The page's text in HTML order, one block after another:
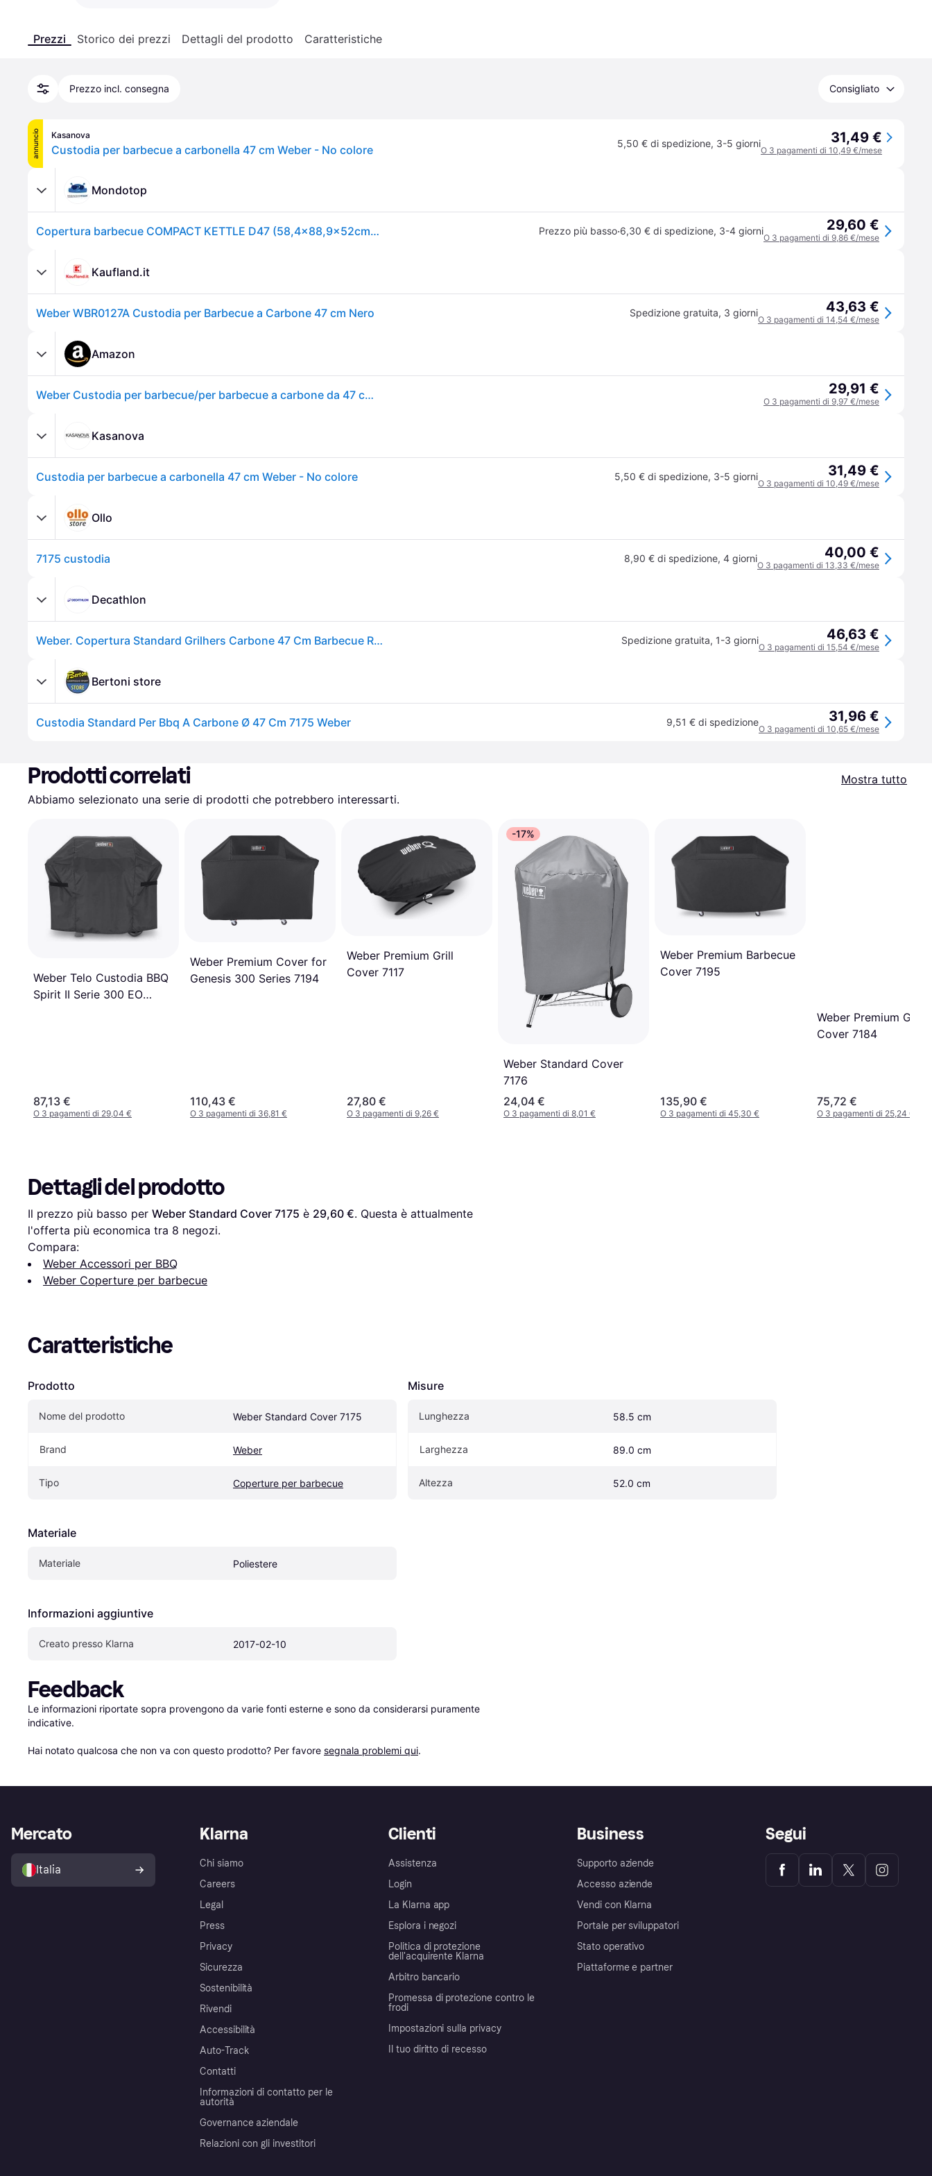
Prezzi Storico dei prezzi Dettagli del prodotto Caratteristiche
Prezzo incl. consegna Consigliato
annuncio Kasanova
Custodia per barbecue a carbonella 47 cm Weber - No colore 5,50 € di spedizione, 3-5 giorni 31,49 €
O 3 pagamenti di 10,49 €/mese
Mondotop
Copertura barbecue COMPACT KETTLE D47 (58,4x88,9x52cm) Grigio 7175 Prezzo più basso·6,30 € di spedizione, 3-4 giorni 29,60 €
O 3 pagamenti di 9,86 €/mese
Kaufland.it
Weber WBR0127A Custodia per Barbecue a Carbone 47 cm Nero Spedizione gratuita, 3 giorni 43,63 €
O 3 pagamenti di 14,54 €/mese
Amazon
Weber Custodia per barbecue/per barbecue a carbone da 47 cm, tessuto leggero resistente all'acqua con cinghie di fissaggio, grigio, 52 x 58,5 x 89 cm 29,91 €
O 3 pagamenti di 9,97 €/mese
Kasanova
Custodia per barbecue a carbonella 47 cm Weber - No colore 5,50 € di spedizione, 3-5 giorni 31,49 €
O 3 pagamenti di 10,49 €/mese
Ollo
7175 custodia 8,90 € di spedizione, 4 giorni 40,00 €
O 3 pagamenti di 13,33 €/mese
Decathlon
Weber. Copertura Standard Grilhers Carbone 47 Cm Barbecue Ritiro Gratis - grigio - Senza taglia Spedizione gratuita, 1-3 giorni 46,63 €
O 3 pagamenti di 15,54 €/mese
Bertoni store
Custodia Standard Per Bbq A Carbone Ø 47 Cm 7175 Weber 9,51 € di spedizione 31,96 €
O 3 pagamenti di 10,65 €/mese
Prodotti correlati
Mostra tutto
Abbiamo selezionato una serie di prodotti che potrebbero interessarti.
Weber Telo Custodia BBQ
Spirit II Serie 300 EO
87,13 €
O 3 pagamenti di 29,04 €
Weber Premium Cover for
Genesis 300 Series 7194
110,43 €
O 3 pagamenti di 36,81 €
Weber Premium Grill
Cover 7117
27,80 €
O 3 pagamenti di 9,26 €
-17%
Weber Standard Cover
7176
24,04 €
O 3 pagamenti di 8,01 €
Weber Premium Barbecue
Cover 7195
135,90 €
O 3 pagamenti di 45,30 €
Weber Premium Grill
Cover 7184
75,72 €
O 3 pagamenti di 25,24 €
Dettagli del prodotto
Il prezzo più basso per Weber Standard Cover 7175 è 29,60 €. Questa è attualmente
l'offerta più economica tra 8 negozi.
Compara:
Weber Accessori per BBQ
Weber Coperture per barbecue
Caratteristiche
Prodotto
Nome del prodotto Weber Standard Cover 7175
Brand Weber
Tipo Coperture per barbecue
Materiale
Materiale Poliestere
Informazioni aggiuntive
Creato presso Klarna 2017-02-10
Misure
Lunghezza 58.5 cm
Larghezza 89.0 cm
Altezza 52.0 cm
Feedback
Le informazioni riportate sopra provengono da varie fonti esterne e sono da considerarsi puramente
indicative.
Hai notato qualcosa che non va con questo prodotto? Per favore segnala problemi qui.
Klarna
Chi siamo
Careers
Legal
Press
Privacy
Sicurezza
Sostenibilità
Rivendi
Accessibilità
Auto-Track
Contatti
Informazioni di contatto per le
autorità
Governance aziendale
Relazioni con gli investitori
Clienti
Assistenza
Login
La Klarna app
Esplora i negozi
Politica di protezione
dell'acquirente Klarna
Arbitro bancario
Promessa di protezione contro le
frodi
Impostazioni sulla privacy
Il tuo diritto di recesso
Business
Supporto aziende
Accesso aziende
Vendi con Klarna
Portale per sviluppatori
Stato operativo
Piattaforme e partner
Mercato
Italia
Segui